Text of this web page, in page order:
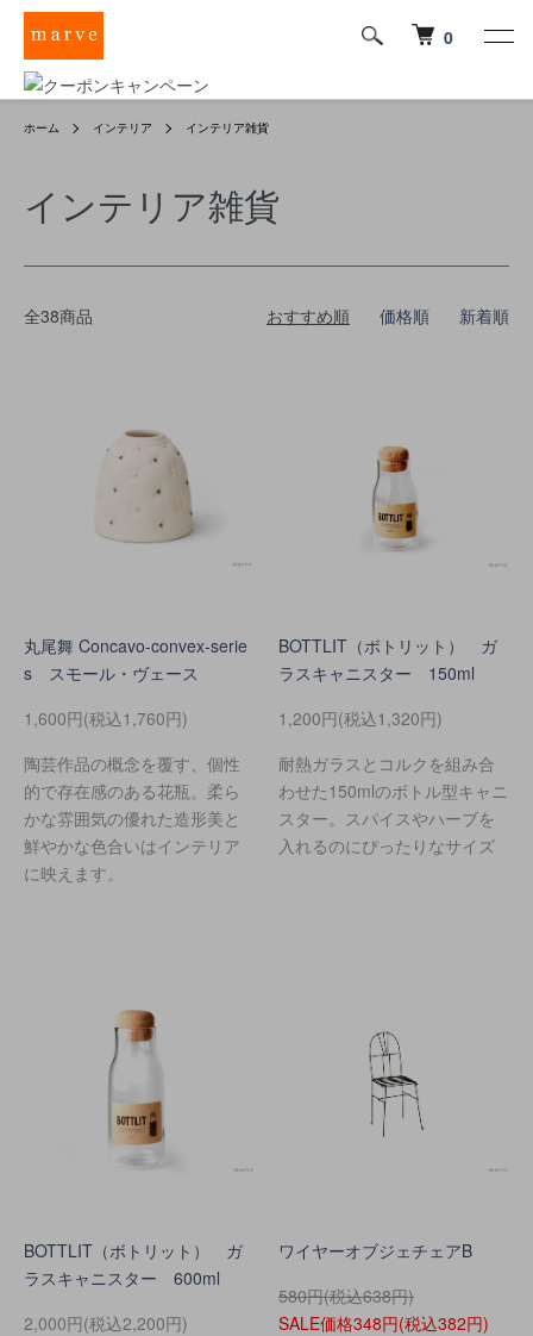
0
ホーム インテリア インテリア雑貨
インテリア雑貨
全38商品 おすすめ順 価格順 新着順
丸尾舞 Concavo-convex-serie
s スモール・ヴェース
1,600円(税込1,760円)
陶芸作品の概念を覆す、個性
的で存在感のある花瓶。柔ら
かな雰囲気の優れた造形美と
鮮やかな色合いはインテリア
に映えます。
BOTTLIT（ボトリット） ガ
ラスキャニスター 150ml
1,200円(税込1,320円)
耐熱ガラスとコルクを組み合
わせた150mlのボトル型キャニ
スター。スパイスやハーブを
入れるのにぴったりなサイズ
BOTTLIT（ボトリット） ガ
ラスキャニスター 600ml
2,000円(税込2,200円)
ワイヤーオブジェチェアB
580円(税込638円)
SALE価格348円(税込382円)